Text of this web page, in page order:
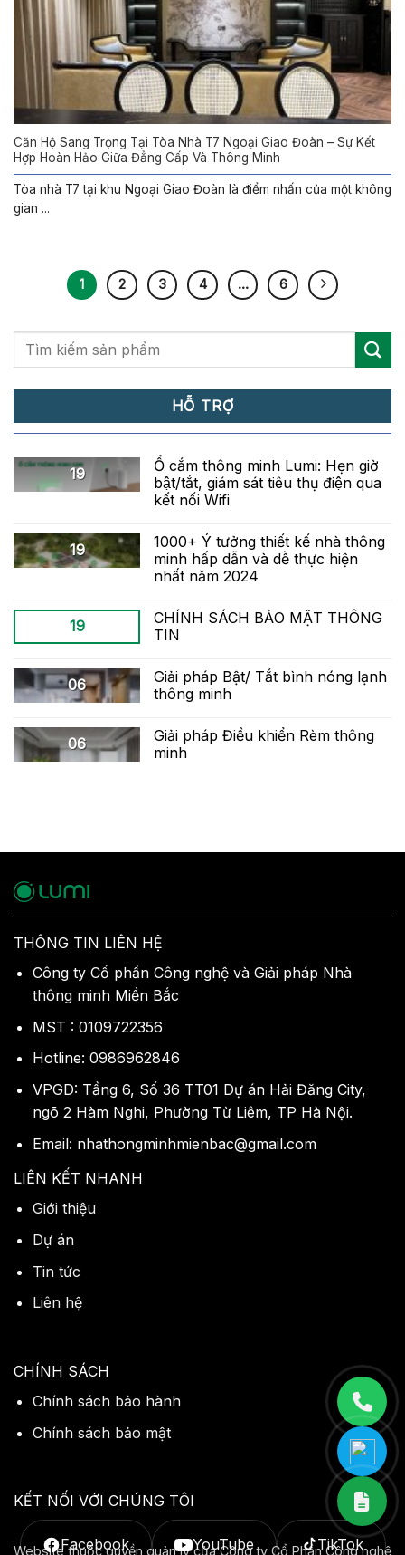
Căn Hộ Sang Trọng Tại Tòa Nhà T7 Ngoại Giao Đoàn – Sự Kết
Hợp Hoàn Hảo Giữa Đẳng Cấp Và Thông Minh
Tòa nhà T7 tại khu Ngoại Giao Đoàn là điểm nhấn của một không
gian ...
1 2 3 4 … 6
HỖ TRỢ
19
Ổ cắm thông minh Lumi: Hẹn giờ
bật/tắt, giám sát tiêu thụ điện qua
kết nối Wifi
19
1000+ Ý tưởng thiết kế nhà thông
minh hấp dẫn và dễ thực hiện
nhất năm 2024
19
CHÍNH SÁCH BẢO MẬT THÔNG
TIN
06
Giải pháp Bật/ Tắt bình nóng lạnh
thông minh
06
Giải pháp Điều khiển Rèm thông
minh
THÔNG TIN LIÊN HỆ
Công ty Cổ phần Công nghệ và Giải pháp Nhà
thông minh Miền Bắc
MST : 0109722356
Hotline: 0986962846
VPGD: Tầng 6, Số 36 TT01 Dự án Hải Đăng City,
ngõ 2 Hàm Nghi, Phường Từ Liêm, TP Hà Nội.
Email: nhathongminhmienbac@gmail.com
LIÊN KẾT NHANH
Giới thiệu
Dự án
Tin tức
Liên hệ
CHÍNH SÁCH
Chính sách bảo hành
Chính sách bảo mật
KẾT NỐI VỚI CHÚNG TÔI
Facebook YouTube TikTok
Website thuộc quyền quản lý của Công ty Cổ Phần Công nghệ